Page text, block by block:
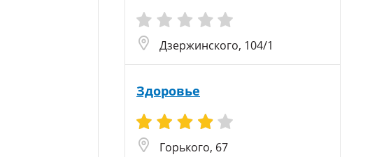
Дзержинского, 104/1
Здоровье
Горького, 67